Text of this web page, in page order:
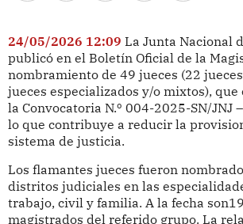
24/05/2026 12:09 La Junta Nacional
publicó en el Boletín Oficial de la
nombramiento de 49 jueces (22
jueces especializados y/o mixtos), que
la Convocatoria N.º 004-2025-SN/JNJ
lo que contribuye a reducir la
sistema de justicia.
Los flamantes jueces fueron
distritos judiciales en las
trabajo, civil y familia. A la fecha
magistrados del referido grupo. La